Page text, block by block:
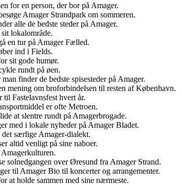
for en person, der bor på Amager.
Amager Strandpark om sommeren.
alle de bedste steder på Amager.
lokalområde.
en tur på Amager Fælled.
ind i Fields.
sit gode humør.
rundt på øen.
finder de bedste spisesteder på Amager.
mening om broforbindelsen til resten af København.
Fastelavnsfest hvert år.
er ofte Metroen.
at slentre rundt på Amagerbrogade.
med i lokale nyheder på Amager Bladet.
særlige Amager-dialekt.
altid venligt på sine naboer.
solnedgangen over Øresund fra Amager Strand.
til Amager Bio til koncerter og arrangementer.
at holde sammen med sine nærmeste.